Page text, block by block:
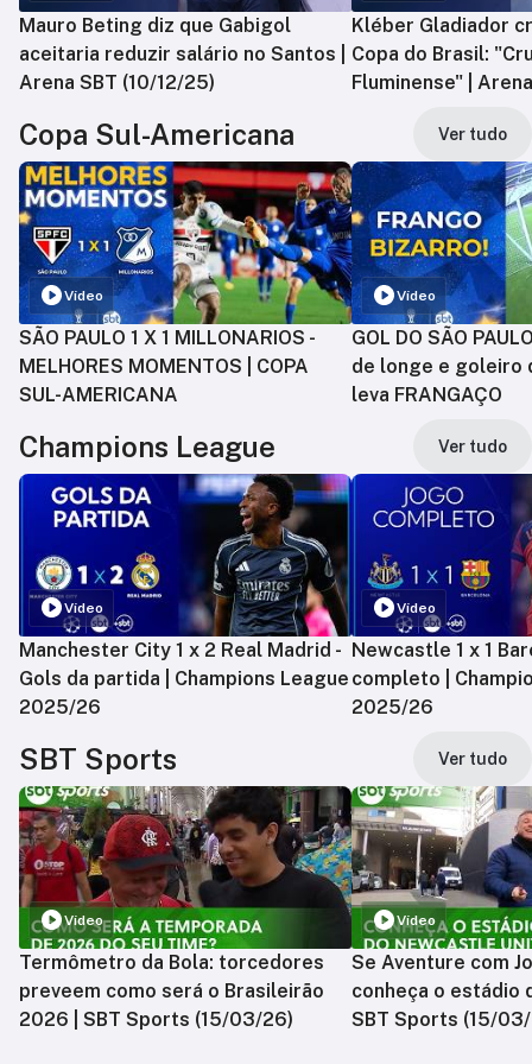
Mauro Beting diz que Gabigol
aceitaria reduzir salário no Santos |
Arena SBT (10/12/25)
Kléber Gladiador
Copa do Brasil:
Fluminense" |
Copa Sul-Americana Ver tudo
Vídeo
SÃO PAULO 1 X 1 MILLONARIOS -
MELHORES MOMENTOS | COPA
SUL-AMERICANA
Vídeo
GOL DO SÃO
de longe e goleiro
leva FRANGAÇO
Champions League Ver tudo
Vídeo
Manchester City 1 x 2 Real Madrid -
Gols da partida | Champions League
2025/26
Vídeo
Newcastle 1 x 1
completo |
2025/26
SBT Sports Ver tudo
Vídeo
Termômetro da Bola: torcedores
preveem como será o Brasileirão
2026 | SBT Sports (15/03/26)
Vídeo
Se Aventure com
conheça o estádio
SBT Sports (15/